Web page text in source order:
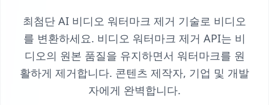
최첨단 AI 비디오 워터마크 제거 기술로 비디오
를 변환하세요. 비디오 워터마크 제거 API는 비
디오의 원본 품질을 유지하면서 워터마크를 원
활하게 제거합니다. 콘텐츠 제작자, 기업 및 개발
자에게 완벽합니다.